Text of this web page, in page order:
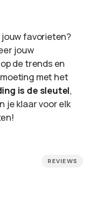
favorieten?
jouw
de trends en
met het
is de sleutel,
je klaar voor elk
REVIEWS